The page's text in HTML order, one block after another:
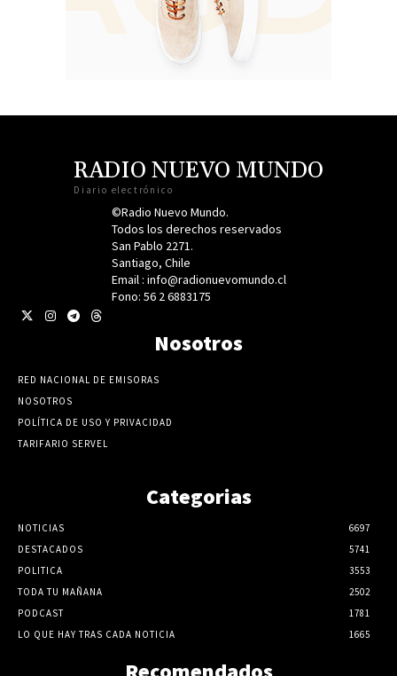
RADIO NUEVO MUNDO
Diario electrónico
©Radio Nuevo Mundo.
Todos los derechos reservados
San Pablo 2271.
Santiago, Chile
Email : info@radionuevomundo.cl
Fono: 56 2 6883175
Nosotros
RED NACIONAL DE EMISORAS
NOSOTROS
POLÍTICA DE USO Y PRIVACIDAD
TARIFARIO SERVEL
Categorias
NOTICIAS
6697
DESTACADOS
5741
POLITICA
3553
TODA TU MAÑANA
2502
PODCAST
1781
LO QUE HAY TRAS CADA NOTICIA
1665